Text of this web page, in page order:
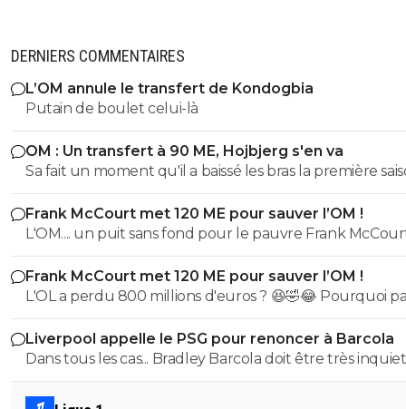
DERNIERS COMMENTAIRES
L’OM annule le transfert de Kondogbia
Putain de boulet celui-là
OM : Un transfert à 90 ME, Hojbjerg s'en va
Sa fait un moment qu'il a baissé les bras la première
etait top mais depuis quelques match etait en dessus.
et bon vent a lui pour le reste de sa carrière ...
Frank McCourt met 120 ME pour sauver l’OM !
L'OM.... un puit sans fond pour le pauvre Frank
Frank McCourt met 120 ME pour sauver l’OM !
L'OL a perdu 800 millions d'euros ? 😆🤣😂 Pourquoi pas un
milliard tant que tu y es ! ^^
Liverpool appelle le PSG pour renoncer à Barcola
Dans tous les cas... Bradley Barcola doit être très inquiet.
qui est vraiment compréhensible lorsque l'on sait
le PSG a traiter Kylian Mbappé lorsqu'il avait voulu